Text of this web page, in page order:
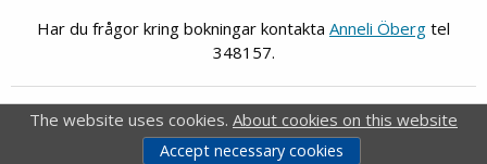
Har du frågor kring bokningar kontakta Anneli Öberg tel
348157.
FRI Webb-Bokning
® is a registrered trademark of Idavall Data AB .
Accessibility report
The website uses cookies. About cookies on this website
Accept necessary cookies